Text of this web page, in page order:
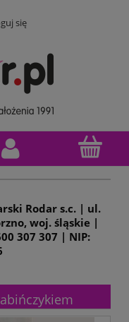
się
Rodar s.c. | ul.
woj. śląskie |
307 307 | NIP: